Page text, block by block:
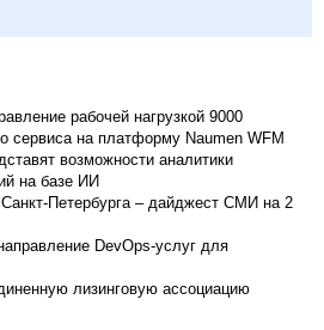
рабочей нагрузкой 9000
сервиса на платформу Naumen WFM
возможности аналитики
на базе ИИ
Петербурга – дайджест СМИ на 2
DevOps-услуг для
лизинговую ассоциацию